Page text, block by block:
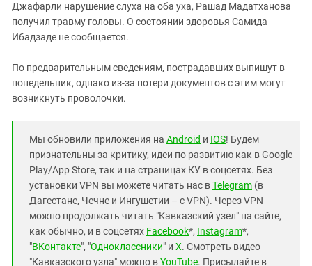
Джафарли нарушение слуха на оба уха, Рашад Мадатханова
получил травму головы. О состоянии здоровья Самида
Ибадзаде не сообщается.
По предварительным сведениям, пострадавших выпишут в
понедельник, однако из-за потери документов с этим могут
возникнуть проволочки.
Мы обновили приложения на Android и IOS! Будем
признательны за критику, идеи по развитию как в Google
Play/App Store, так и на страницах КУ в соцсетях. Без
установки VPN вы можете читать нас вTelegram (в
Дагестане, Чечне и Ингушетии – с VPN). Через VPN
можно продолжать читать "Кавказский узел" на сайте,
как обычно, и в соцсетях Facebook*, Instagram*,
"ВКонтакте", "Одноклассники" и X. Смотреть видео
"Кавказского узла" можно вYouTube. Присылайте в